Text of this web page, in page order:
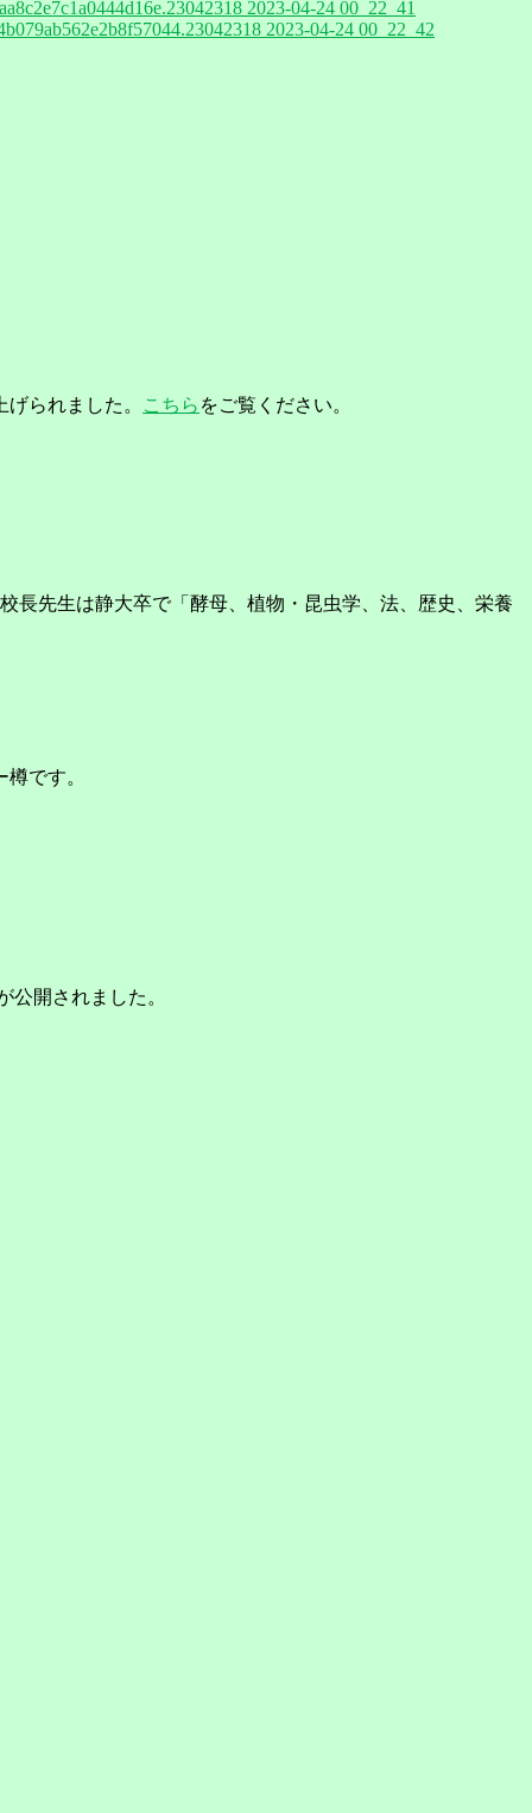
2023-04-24 00_22_41
2023-04-24 00_22_42
られました。 こちら をご覧ください。
長先生は静大卒で「酵母、植物・昆虫学、法、歴史、栄養
です。
公開されました。